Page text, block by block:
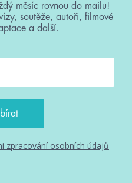
měsíc rovnou do mailu!
soutěže, autoři, filmové
a další.
zpracování osobních údajů